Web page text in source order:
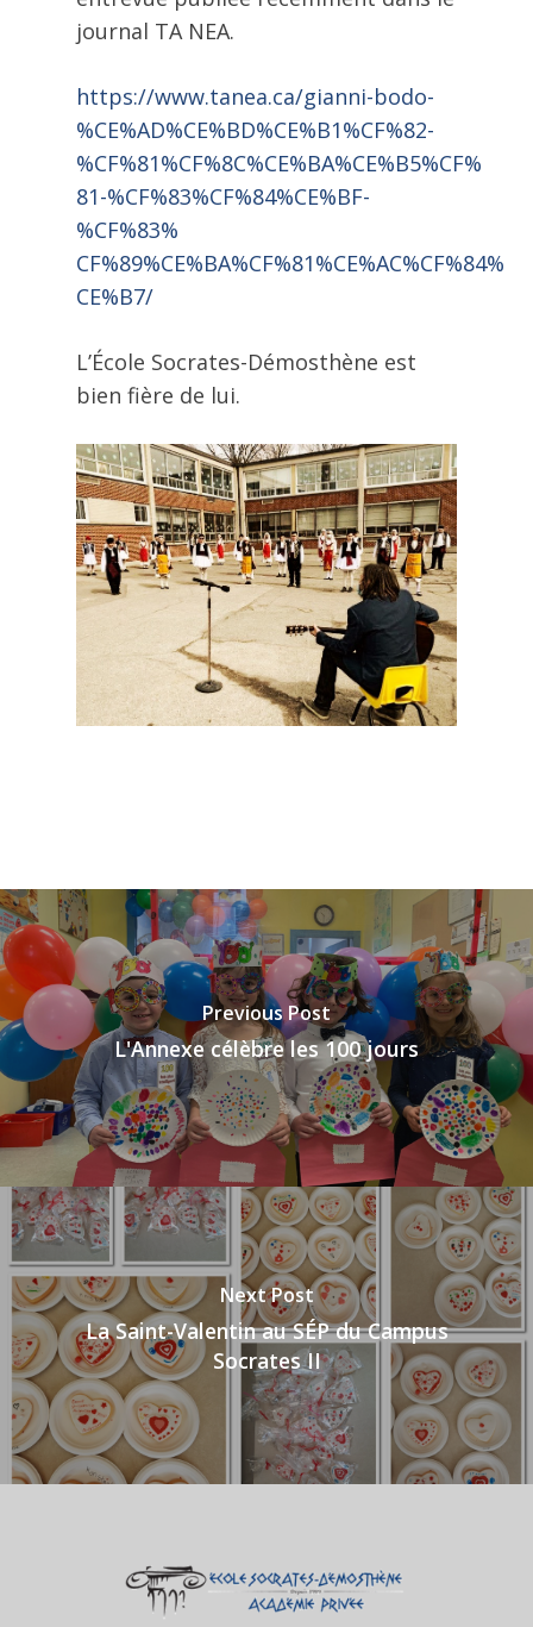
journal TA NEA.
https://www.tanea.ca/gianni-bodo-
%CE%AD%CE%BD%CE%B1%CF%82-
%CF%81%CF%8C%CE%BA%CE%B5%CF%
81-%CF%83%CF%84%CE%BF-
%CF%83%
CF%89%CE%BA%CF%81%CE%AC%CF%84%
CE%B7/
L’École Socrates-Démosthène est
bien fière de lui.
Previous Post
L'Annexe célèbre les 100 jours
Next Post
La Saint-Valentin au SÉP du Campus
Socrates II